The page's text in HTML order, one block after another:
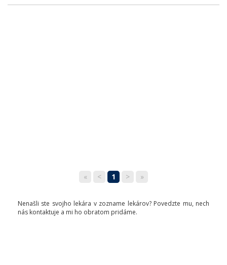
« < 1 > »
Nenašli ste svojho lekára v zozname lekárov? Povedzte mu, nech
nás kontaktuje a mi ho obratom pridáme.